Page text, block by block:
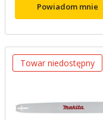
Powiadom mnie
Towar niedostępny